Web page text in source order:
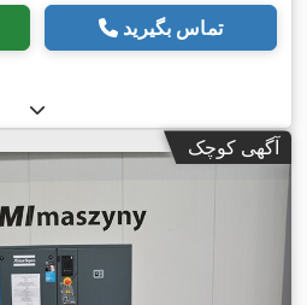
تماس بگیرید
آگهی کوچک